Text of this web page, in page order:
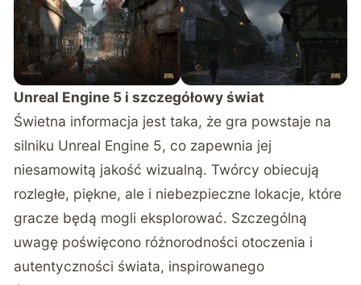
Unreal Engine 5 i szczegółowy świat
Świetna informacja jest taka, że gra powstaje na
silniku Unreal Engine 5, co zapewnia jej
niesamowitą jakość wizualną. Twórcy obiecują
rozległe, piękne, ale i niebezpieczne lokacje, które
gracze będą mogli eksplorować. Szczególną
uwagę poświęcono różnorodności otoczenia i
autentyczności świata, inspirowanego